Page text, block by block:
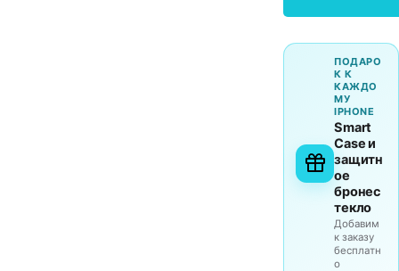
ПОДАРО
К К
КАЖДО
МУ
IPHONE
Smart
Case и
защитн
ое
бронес
текло
Добавим
к заказу
бесплатн
о